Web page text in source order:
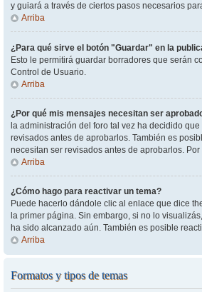
y guiará a través de ciertos pasos necesarios
Arriba
¿Para qué sirve el botón "Guardar" en la
Esto le permitirá guardar borradores que serán
Control de Usuario.
Arriba
¿Por qué mis mensajes necesitan ser
la administración del foro tal vez ha decidido
revisados antes de aprobarlos. También es
necesitan ser revisados antes de aprobarlos.
Arriba
¿Cómo hago para reactivar un tema?
Puede hacerlo dándole clic al enlace que dice
la primer página. Sin embargo, si no lo
ha sido alcanzado aún. También es posible
Arriba
Formatos y tipos de temas